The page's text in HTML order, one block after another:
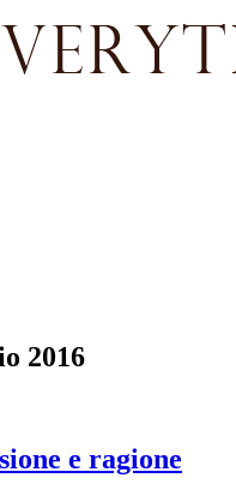
2016
e ragione